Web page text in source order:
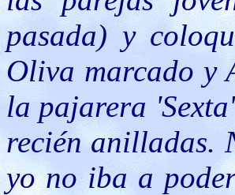
pasada) y
Oliva marcado y
la pajarera
recién anilladas.
yo no iba a